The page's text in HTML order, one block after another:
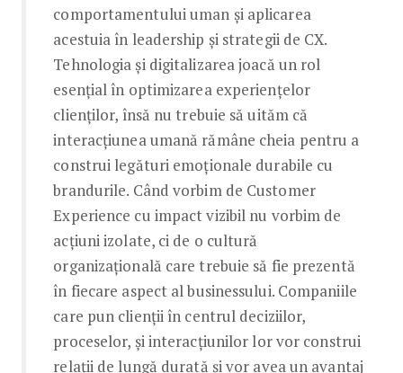
comportamentului uman și aplicarea
acestuia în leadership și strategii de CX.
Tehnologia și digitalizarea joacă un rol
esențial în optimizarea experiențelor
clienților, însă nu trebuie să uităm că
interacțiunea umană rămâne cheia pentru a
construi legături emoționale durabile cu
brandurile. Când vorbim de Customer
Experience cu impact vizibil nu vorbim de
acțiuni izolate, ci de o cultură
organizațională care trebuie să fie prezentă
în fiecare aspect al businessului. Companiile
care pun clienții în centrul deciziilor,
proceselor, și interacțiunilor lor vor construi
relații de lungă durată și vor avea un avantaj